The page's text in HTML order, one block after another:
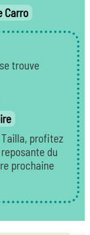
Carro
trouve
profitez
du
prochaine